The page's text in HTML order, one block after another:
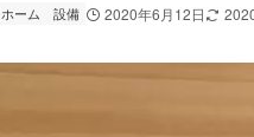
ーム 設備 2020年6月12日